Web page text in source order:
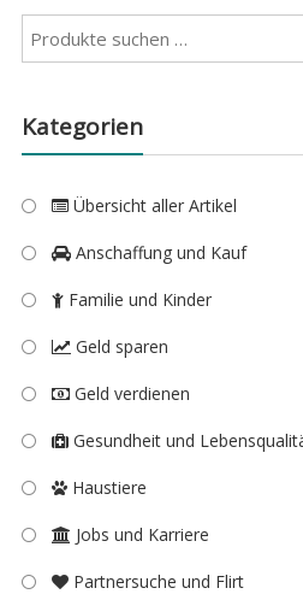
Kategorien
Übersicht aller Artikel
Anschaffung und Kauf
Familie und Kinder
Geld sparen
Geld verdienen
Gesundheit und
Haustiere
Jobs und Karriere
Partnersuche und Flirt